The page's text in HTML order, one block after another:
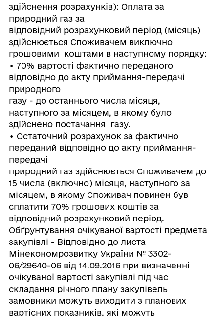
здійснення розрахунків): Оплата за
природний газ за
відповідний розрахунковий період (місяць)
здійснюється Споживачем виключно
грошовими коштами в наступному порядку:
• 70% вартості фактично переданого
відповідно до акту приймання-передачі
природного
газу - до останнього числа місяця,
наступного за місяцем, в якому було
здійснено постачання газу.
• Остаточний розрахунок за фактично
переданий відповідно до акту приймання-
передачі
природний газ здійснюється Споживачем до
15 числа (включно) місяця, наступного за
місяцем, в якому Споживач повинен був
сплатити 70% грошових коштів за
відповідний розрахунковий період.
Обґрунтування очікуваної вартості предмета
закупівлі - Відповідно до листа
Мінекономрозвитку України № 3302-
06/29640-06 від 14.09.2016 при визначенні
очікуваної вартості закупівлі під час
складання річного плану закупівель
замовники можуть виходити з планових
вартісних показників, які можуть